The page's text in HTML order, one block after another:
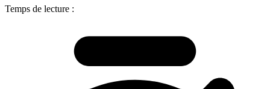
Temps de lecture :